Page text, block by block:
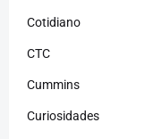
Cotidiano
CTC
Cummins
Curiosidades